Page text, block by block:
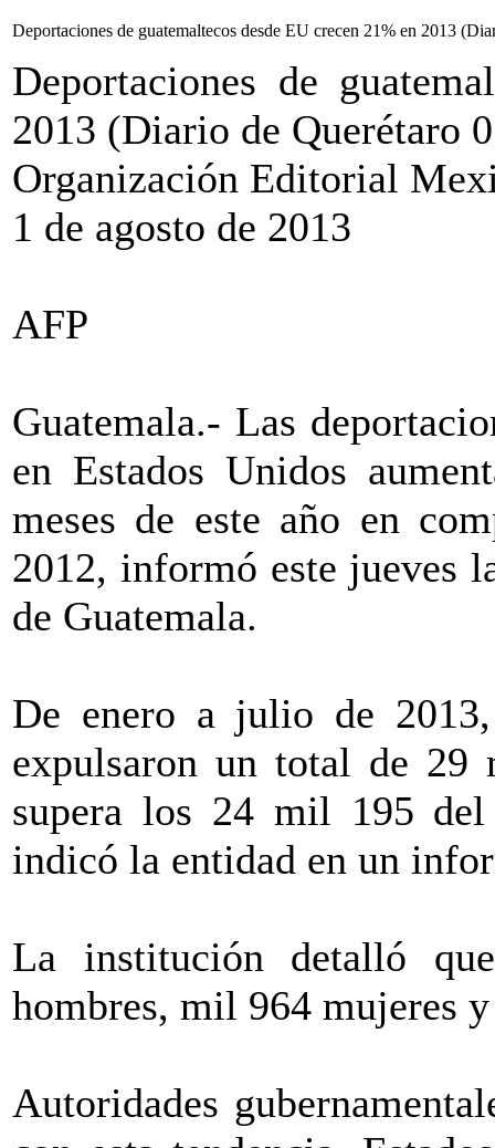
Deportaciones de guatemaltecos desde EU crecen 21% en 2013
Deportaciones de
2013 (Diario de Querétaro
Organización Editorial
1 de agosto de 2013
AFP
Guatemala.- Las
en Estados Unidos
meses de este año en
2012, informó este jueves
de Guatemala.
De enero a julio de 2013,
expulsaron un total de 29
supera los 24 mil 195
indicó la entidad en un
La institución detalló
hombres, mil 964 mujeres
Autoridades